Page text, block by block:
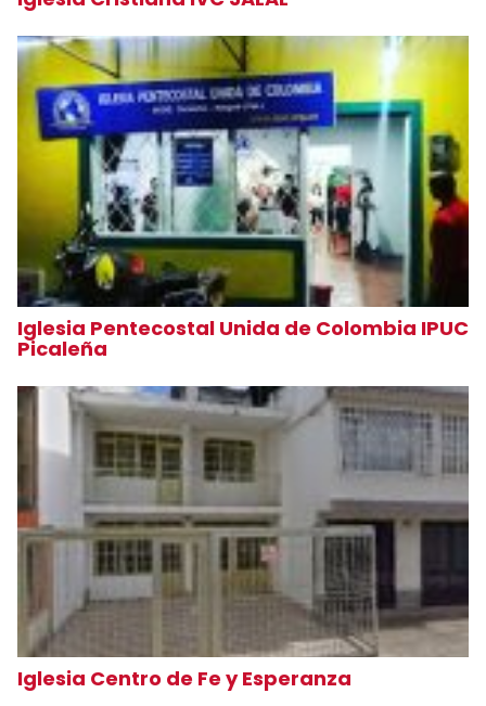
Iglesia Pentecostal Unida de Colombia IPUC
Picaleña
Iglesia Centro de Fe y Esperanza